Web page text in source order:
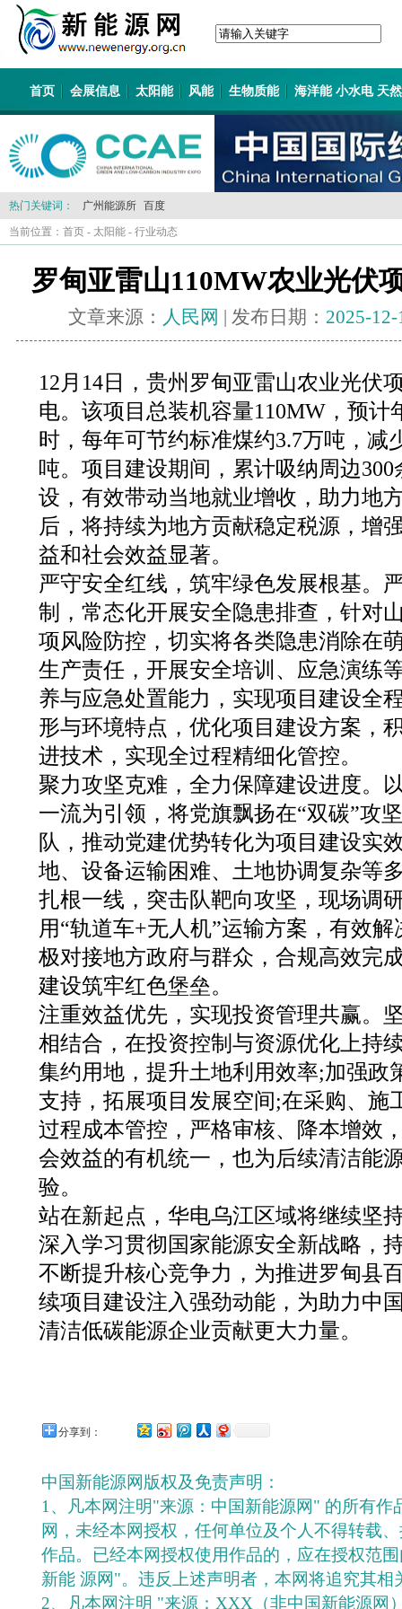
首页 会展信息 太阳能 风能 生物质能 海洋能 小水电 天
热门关键词： 广州能源所 百度
当前位置： 首页 - 太阳能 - 行业动态
罗甸亚雷山110MW农业光伏
文章来源： 人民网 | 发布日期： 2025-12-
12月14日，贵州罗甸亚雷山农业光伏
电。该项目总装机容量110MW，预计
时，每年可节约标准煤约3.7万吨，减
吨。项目建设期间，累计吸纳周边
设，有效带动当地就业增收，助力地
后，将持续为地方贡献稳定税源，增
益和社会效益显著。
严守安全红线，筑牢绿色发展根基。
制，常态化开展安全隐患排查，针对
项风险防控，切实将各类隐患消除在
生产责任，开展安全培训、应急演练
养与应急处置能力，实现项目建设全
形与环境特点，优化项目建设方案，
进技术，实现全过程精细化管控。
聚力攻坚克难，全力保障建设进度。
一流为引领，将党旗飘扬在“双碳”攻
队，推动党建优势转化为项目建设实
地、设备运输困难、土地协调复杂等
扎根一线，突击队靶向攻坚，现场调
用“轨道车+无人机”运输方案，有效
极对接地方政府与群众，合规高效完
建设筑牢红色堡垒。
注重效益优先，实现投资管理共赢。
相结合，在投资控制与资源优化上持
集约用地，提升土地利用效率;加强政
支持，拓展项目发展空间;在采购、施
过程成本管控，严格审核、降本增效
会效益的有机统一，也为后续清洁能
验。
站在新起点，华电乌江区域将继续坚
深入学习贯彻国家能源安全新战略，
不断提升核心竞争力，为推进罗甸县
续项目建设注入强劲动能，为助力中
清洁低碳能源企业贡献更大力量。
分享到：
中国新能源网版权及免责声明：
1、凡本网注明"来源：中国新能源网" 的所有作
网，未经本网授权，任何单位及个人不得转载
作品。已经本网授权使用作品的，应在授权范
新能 源网"。违反上述声明者，本网将追究其相
2、凡本网注明 "来源：XXX（非中国新能源网